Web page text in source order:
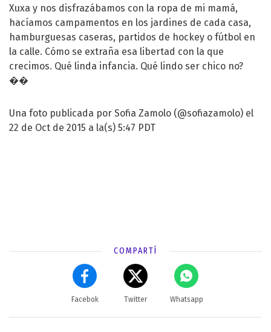
Xuxa y nos disfrazábamos con la ropa de mi mamá,
hacíamos campamentos en los jardines de cada casa,
hamburguesas caseras, partidos de hockey o fútbol en
la calle. Cómo se extraña esa libertad con la que
crecimos. Qué linda infancia. Qué lindo ser chico no?
��
Una foto publicada por Sofia Zamolo (@sofiazamolo) el
22 de Oct de 2015 a la(s) 5:47 PDT
COMPARTÍ
Facebok Twitter Whatsapp